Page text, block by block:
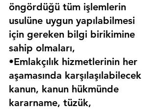
öngördüğü tüm işlemlerin
usulüne uygun yapılabilmesi
için gereken bilgi birikimine
sahip olmaları,
•Emlakçılık hizmetlerinin her
aşamasında karşılaşılabilecek
kanun, kanun hükmünde
kararname, tüzük,